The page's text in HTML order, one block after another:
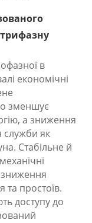
в
економічні
зменшує
а зниження
служби як
Стабільне й
та простоїв.
доступу до